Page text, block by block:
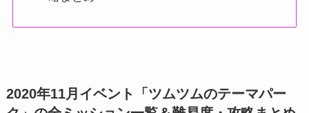
2020年11月イベント「ツムツムのテーマパー